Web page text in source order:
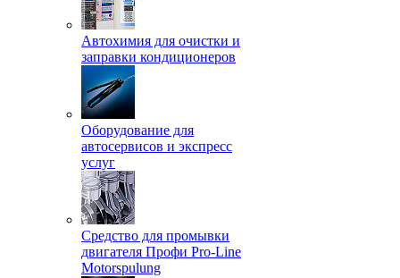
Автохимия для очистки и
заправки кондиционеров
Оборудование для
автосервисов и экспресс
услуг
Средство для промывки
двигателя Профи Pro-Line
Motorspulung